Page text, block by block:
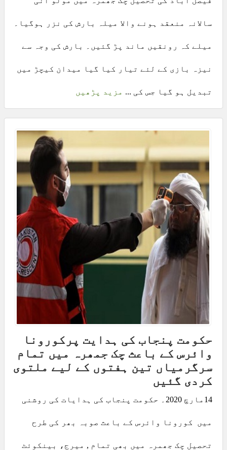
سالانہ منعقد ہونے والا میلہ بارش کی نزر ہوگیا۔
میلے کہ رونقیں ماند پڑ گئیں۔ بارش کی وجہ سے
نیزہ بازی کے لئے تیار کیا گیا میدان کیچڑ میں
تبدیل ہو گیا جس کی ... مزید پڑھیں
حکومت پنجاب کی ہدایت پرکورونا
وائرس کے باعث چک جمھرہ میں تمام
سرگرمیاں تین ہفتوں کے لیے ملتوی
کردی گئیں
14مارچ 2020۔ حکومت پنجاب کی ہدایات کی روشنی
میں کورونا وائرس کے باعث صوبہ بھر کی طرح
تحصیل چک جھمرہ میں بھی تمام , میرج، بینکوئٹ